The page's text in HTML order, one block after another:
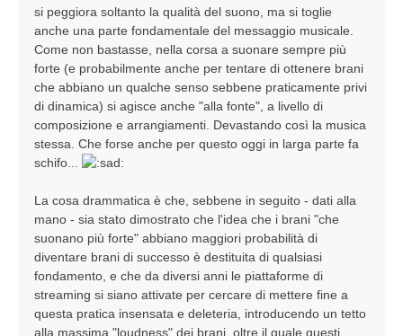
si peggiora soltanto la qualità del suono, ma si toglie
anche una parte fondamentale del messaggio musicale.
Come non bastasse, nella corsa a suonare sempre più
forte (e probabilmente anche per tentare di ottenere brani
che abbiano un qualche senso sebbene praticamente privi
di dinamica) si agisce anche "alla fonte", a livello di
composizione e arrangiamenti. Devastando così la musica
stessa. Che forse anche per questo oggi in larga parte fa
schifo...
La cosa drammatica è che, sebbene in seguito - dati alla
mano - sia stato dimostrato che l'idea che i brani "che
suonano più forte" abbiano maggiori probabilità di
diventare brani di successo è destituita di qualsiasi
fondamento, e che da diversi anni le piattaforme di
streaming si siano attivate per cercare di mettere fine a
questa pratica insensata e deleteria, introducendo un tetto
alla massima "loudness" dei brani, oltre il quale questi